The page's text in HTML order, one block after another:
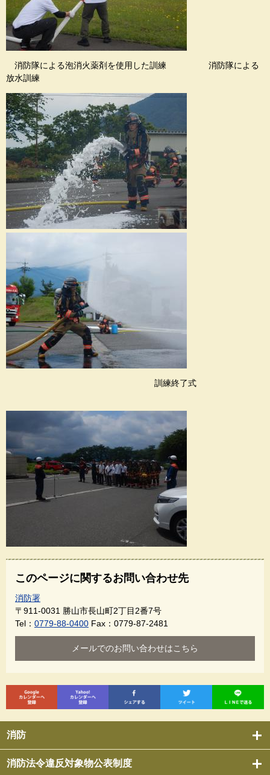
消防
消防法令違反対象物公表制度
消防隊による泡消火薬剤を使用した訓練 消防隊による
放水訓練
訓練終了式
このページに関するお問い合わせ先
消防署
〒911-0031 勝山市長山町2丁目2番7号
Tel： 0779-88-0400 Fax：0779-87-2481
メールでのお問い合わせはこちら